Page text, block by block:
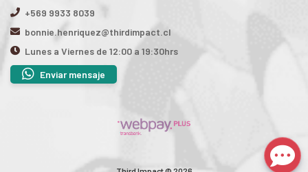
+569 9933 8039
bonnie.henriquez@thirdimpact.cl
Lunes a Viernes de 12:00 a 19:30hrs
Enviar mensaje